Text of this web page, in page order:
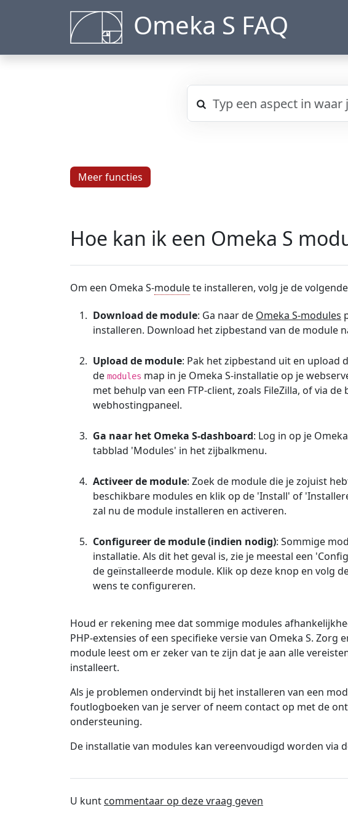
Omeka S FAQ
Meer functies
Hoe kan ik een Omeka S
Om een Omeka S-modulete installeren, volg je de
Download de module: Ga naar de Omeka S-modules
installeren. Download het zipbestand van de module
Upload de module: Pak het zipbestand uit en upload
de modules map in je Omeka S-installatie op je
met behulp van een FTP-client, zoals FileZilla, of via
webhostingpaneel.
Ga naar het Omeka S-dashboard: Log in op je
tabblad 'Modules' in het zijbalkmenu.
Activeer de module: Zoek de module die je zojuist
beschikbare modules en klik op de 'Install' of
zal nu de module installeren en activeren.
Configureer de module (indien nodig): Sommige
installatie. Als dit het geval is, zie je meestal een
de geïnstalleerde module. Klik op deze knop en volg
wens te configureren.
Houd er rekening mee dat sommige modules
PHP-extensies of een specifieke versie van Omeka S.
module leest om er zeker van te zijn dat je aan alle
installeert.
Als je problemen ondervindt bij het installeren van een
foutlogboeken van je server of neem contact op met de
ondersteuning.
De installatie van modules kan vereenvoudigd worden via
U kunt commentaar op deze vraag geven